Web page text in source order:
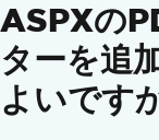
ASPXの
ターを追
よいです